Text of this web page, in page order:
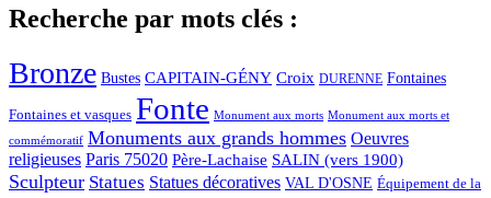
Recherche par mots clés :
Bronze Bustes CAPITAIN-GÉNY Croix DURENNE Fontaines
Fontaines et vasques Fonte Monument aux morts Monument aux morts et
commémoratif Monuments aux grands hommes Oeuvres
religieuses Paris 75020 Père-Lachaise SALIN (vers 1900)
Sculpteur Statues Statues décoratives VAL D'OSNE Équipement de la